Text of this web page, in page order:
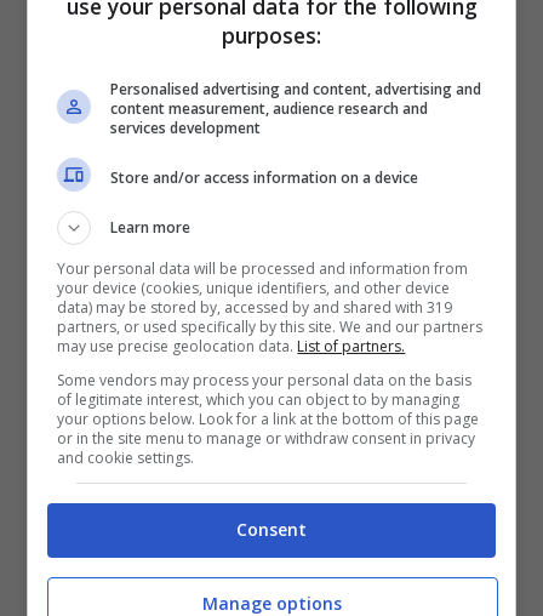
dunque, sta continuando le sue cure, seguita
istruttore di yoga – e uno chef stellato,
incaricato di cucinare i pasti previsti dalla
rigida dieta alla quale è sottoposta la
Principessa. Come anticipato, Charlene, però,
meno di 50 chili e si nutre con una
cannuccia. Gli interventi in Sudafrica l’hanno
molto indebolita“, scrive Lc News.
use your personal data for the following
purposes:
Personalised advertising and content, advertising and
content measurement, audience research and
services development
Store and/or access information on a device
Learn more
Your personal data will be processed and information from
your device (cookies, unique identifiers, and other device
data) may be stored by, accessed by and shared with 319
partners, or used specifically by this site. We and our partners
may use precise geolocation data. List of partners.
Some vendors may process your personal data on the basis
of legitimate interest, which you can object to by managing
your options below. Look for a link at the bottom of this page
or in the site menu to manage or withdraw consent in privacy
and cookie settings.
Consent
Manage options